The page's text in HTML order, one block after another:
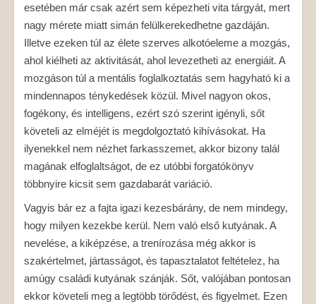
esetében már csak azért sem képezheti vita tárgyát, mert
nagy mérete miatt simán felülkerekedhetne gazdáján.
Illetve ezeken túl az élete szerves alkotóeleme a mozgás,
ahol kiélheti az aktivitását, ahol levezetheti az energiáit. A
mozgáson túl a mentális foglalkoztatás sem hagyható ki a
mindennapos ténykedések közül. Mivel nagyon okos,
fogékony, és intelligens, ezért szó szerint igényli, sőt
követeli az elméjét is megdolgoztató kihívásokat. Ha
ilyenekkel nem nézhet farkasszemet, akkor bizony talál
magának elfoglaltságot, de ez utóbbi forgatókönyv
többnyire kicsit sem gazdabarát variáció.
Vagyis bár ez a fajta igazi kezesbárány, de nem mindegy,
hogy milyen kezekbe kerül. Nem való első kutyának. A
nevelése, a kiképzése, a trenírozása még akkor is
szakértelmet, jártasságot, és tapasztalatot feltételez, ha
amúgy családi kutyának szánják. Sőt, valójában pontosan
ekkor követeli meg a legtöbb törődést, és figyelmet. Ezen